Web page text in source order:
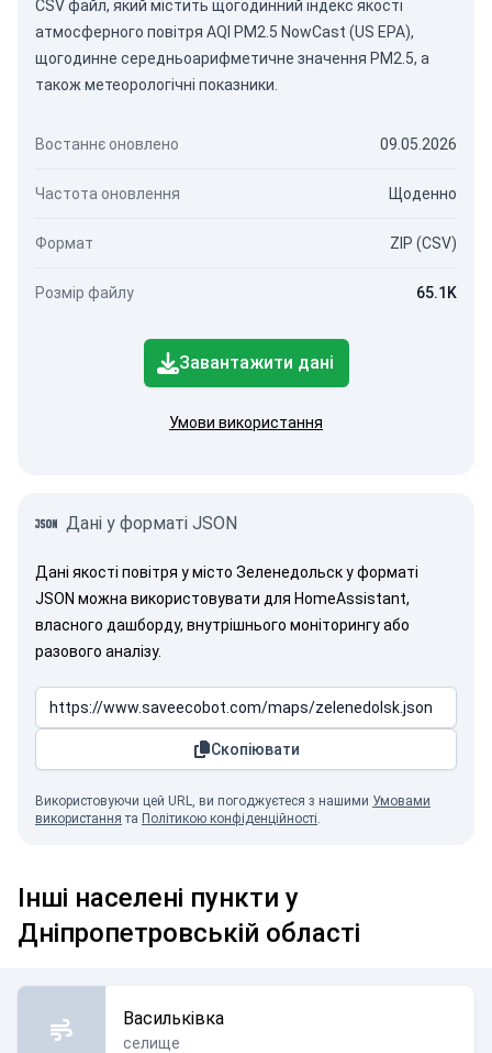
CSV файл, який містить щогодинний індекс якості
атмосферного повітря AQI PM2.5 NowCast (US EPA),
щогодинне середньоарифметичне значення PM2.5, а
також метеорологічні показники.
Востаннє оновлено 09.05.2026
Частота оновлення Щоденно
Формат ZIP (CSV)
Розмір файлу 65.1K
Завантажити дані
Умови використання
Дані у форматі JSON
Дані якості повітря у місто Зеленедольск у форматі
JSON можна використовувати для HomeAssistant,
власного дашборду, внутрішнього моніторингу або
разового аналізу.
Скопіювати
Використовуючи цей URL, ви погоджуєтеся з нашими Умовами
використання та Політикою конфіденційності.
Інші населені пункти у
Дніпропетровській області
Васильківка
селище